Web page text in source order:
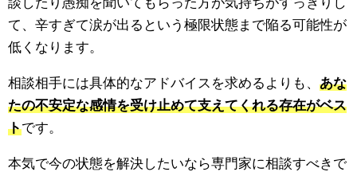
て、辛すぎて涙が出るという極限状態まで陥る可能性が
低くなります。
相談相手には具体的なアドバイスを求めるよりも、 あな
たの不安定な感情を受け止めて支えてくれる存在がベス
トです。
本気で今の状態を解決したいなら専門家に相談すべきで